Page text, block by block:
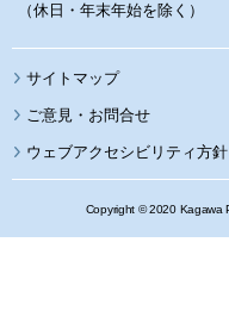
（休日・年末年始を除く）
サイトマップ
ウェブアクセシビリティ方針
Copyright © 2020 Kagawa